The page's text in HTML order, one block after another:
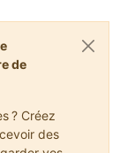
de
? Créez
des